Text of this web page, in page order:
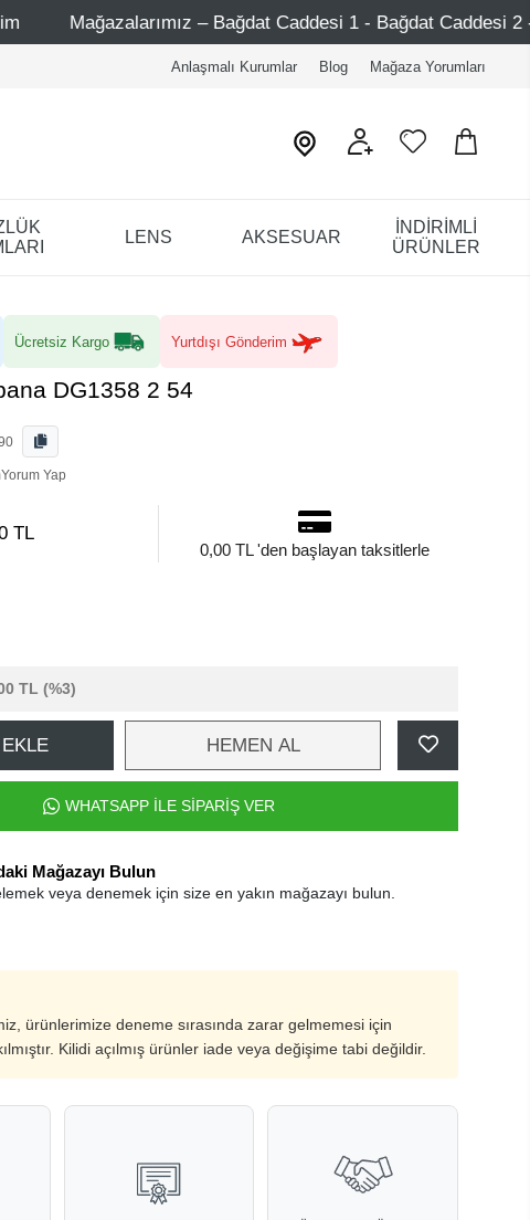
– Bağdat Caddesi 1 - Bağdat Caddesi 2 - Nişantaşı – Etiler
Anlaşmalı Kurumlar Blog Mağaza Yorumları
LENS AKSESUAR
İNDİRİMLİ
ÜRÜNLER
Ücretsiz Kargo Yurtdışı Gönderim
DG1358 2 54
Yorum Yap
TL
0,00 TL 'den başlayan taksitlerle
TL (%3)
HEMEN AL
WHATSAPP İLE SİPARİŞ VER
Mağazayı Bulun
veya denemek için size en yakın mağazayı bulun.
ürünlerimize deneme sırasında zarar gelmemesi için
Kilidi açılmış ürünler iade veya değişime tabi değildir.